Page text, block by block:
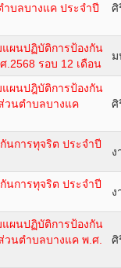
บลบางแค ประจำปี
ศิ
แผนปฏิบัติการป้องกัน
.2568 รอบ 12 เดือน
ม
แผนปฎิบัติการป้องกัน
วนตำบลบางแค
ศิ
นการทุจริต ประจำปี
ง
นการทุจริต ประจำปี
ง
แผนปฏิบัติการป้องกัน
วนตำบลบางแค พ.ศ.
ศิ